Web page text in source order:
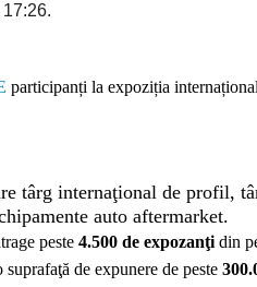
participanți la expoziția
târg internaţional de profil,
auto aftermarket.
peste 4.500 de expozanţi din
suprafaţă de expunere de peste